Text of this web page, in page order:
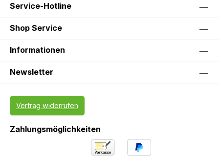
Service-Hotline
Shop Service
Informationen
Newsletter
Vertrag widerrufen
Zahlungsmöglichkeiten